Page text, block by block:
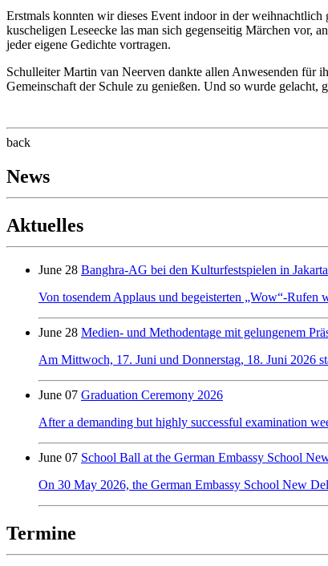
Erstmals konnten wir dieses Event indoor in der
kuscheligen Leseecke las man sich gegenseitig Märchen vor,
jeder eigene Gedichte vortragen.
Schulleiter Martin van Neerven dankte allen Anwesenden für
Gemeinschaft der Schule zu genießen. Und so wurde gelacht,
back
News
Aktuelles
June 28 Banghra-AG bei den Kulturfestspielen in
Von tosendem Applaus und begeisterten „Wow“-Rufen
June 28 Medien- und Methodentage mit gelungenem
Am Mittwoch, 17. Juni und Donnerstag, 18. Juni 2026
June 07 Graduation Ceremony 2026
After a demanding but highly successful examination
June 07 School Ball at the German Embassy School
On 30 May 2026, the German Embassy School New
Termine